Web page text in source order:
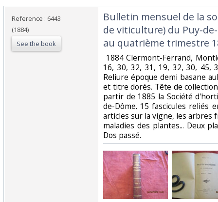
Reference : 6443
(1884)
See the book
‎Bulletin mensuel de la
de viticulture) du Puy-
au quatrième trimestre
1884 Clermont-Ferrand,
16, 30, 32, 31, 19, 32, 30, 45,
Reliure époque demi basane
et titre dorés. Tête de
partir de 1885 la Société
de-Dôme. 15 fascicules reliés
articles sur la vigne, les arbres
maladies des plantes... Deux
Dos passé. ‎